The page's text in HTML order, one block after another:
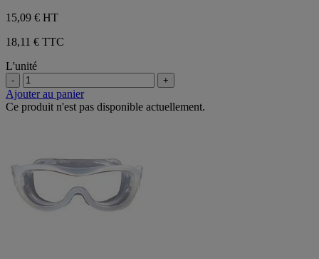
15,09 € HT
18,11 € TTC
L'unité
- +
Ajouter au panier
Ce produit n'est pas disponible actuellement.